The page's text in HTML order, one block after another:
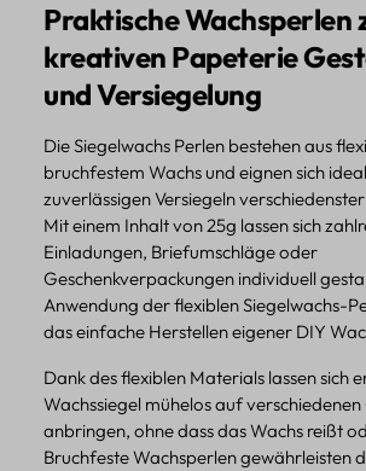
Praktische Wachsperlen
kreativen Papeterie
und Versiegelung
Die Siegelwachs Perlen bestehen aus
bruchfestem Wachs und eignen sich
zuverlässigen Versiegeln
Mit einem Inhalt von 25g lassen sich
Einladungen, Briefumschläge oder
Geschenkverpackungen individuell
Anwendung der flexiblen Siegelwachs-
das einfache Herstellen eigener DIY
Dank des flexiblen Materials lassen sich
Wachssiegel mühelos auf
anbringen, ohne dass das Wachs reißt
Bruchfeste Wachsperlen gewährleisten